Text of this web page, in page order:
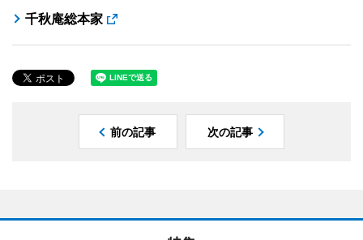
千秋庵総本家
前の記事 次の記事